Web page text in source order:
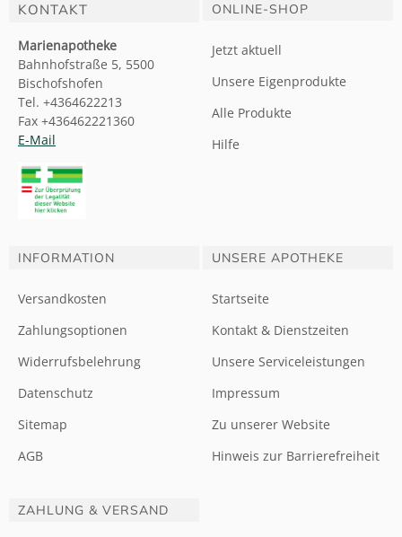
KONTAKT
Marienapotheke
Bahnhofstraße 5, 5500
Bischofshofen
Tel. +4364622213
Fax +436462221360
E-Mail
ONLINE-SHOP
Jetzt aktuell
Unsere Eigenprodukte
Alle Produkte
Hilfe
INFORMATION
Versandkosten
Zahlungsoptionen
Widerrufsbelehrung
Datenschutz
Sitemap
AGB
UNSERE APOTHEKE
Startseite
Kontakt & Dienstzeiten
Unsere Serviceleistungen
Impressum
Zu unserer Website
Hinweis zur Barrierefreiheit
ZAHLUNG & VERSAND